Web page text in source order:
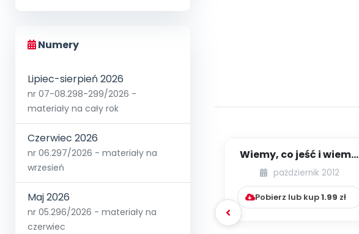
Numery
Lipiec-sierpień 2026
nr 07-08.298-299/2026 -
materiały na cały rok
Czerwiec 2026
nr 06.297/2026 - materiały na
wrzesień
Maj 2026
nr 05.296/2026 - materiały na
czerwiec
Wiemy, co jeść i wiemy,
jak jeść (scenariusz
październik 2012
Pobierz lub kup1.99 zł